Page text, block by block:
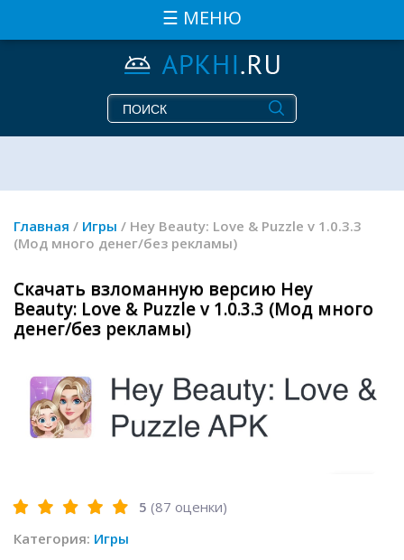
☰ МЕНЮ
Главная / Игры / Hey Beauty: Love & Puzzle v 1.0.3.3
(Мод много денег/без рекламы)
Скачать взломанную версию Hey
Beauty: Love & Puzzle v 1.0.3.3 (Мод много
денег/без рекламы)
5 (87 оценки)
Категория: Игры